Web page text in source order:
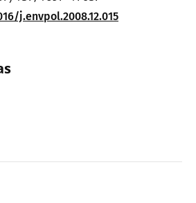
j.envpol.2008.12.015